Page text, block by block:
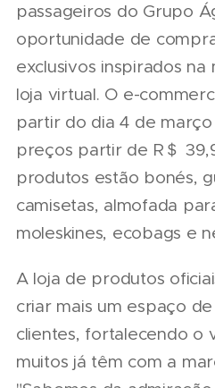
passageiros do Grupo
oportunidade de
exclusivos inspirados na
loja virtual. O e-
partir do dia 4 de
preços partir de R＄
produtos estão bonés,
camisetas, almofada
moleskines, ecobags e
A loja de produtos
criar mais um espaço
clientes, fortalecendo o
muitos já têm com a